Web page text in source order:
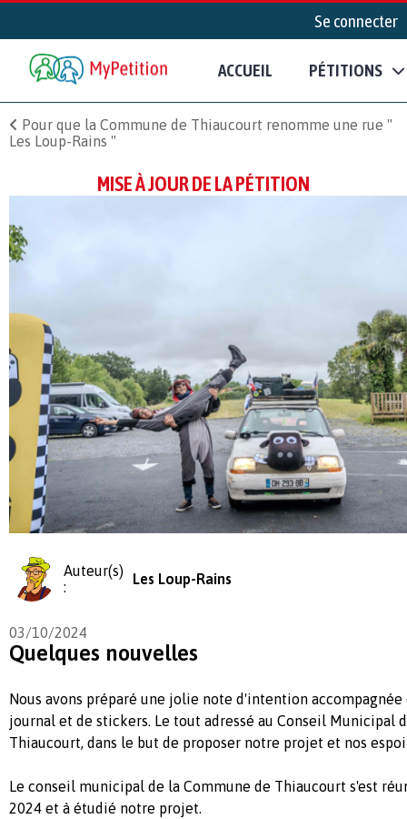
Se connecter
ACCUEIL PÉTITIONS
Pour que la Commune de Thiaucourt renomme une rue "
Les Loup-Rains "
MISE À JOUR DE LA PÉTITION
Auteur(s)
:
Les Loup-Rains
03/10/2024
Quelques nouvelles
Nous avons préparé une jolie note d'intention accompagnée
journal et de stickers. Le tout adressé au Conseil Municipal
Thiaucourt, dans le but de proposer notre projet et nos
Le conseil municipal de la Commune de Thiaucourt s'est
2024 et à étudié notre projet.